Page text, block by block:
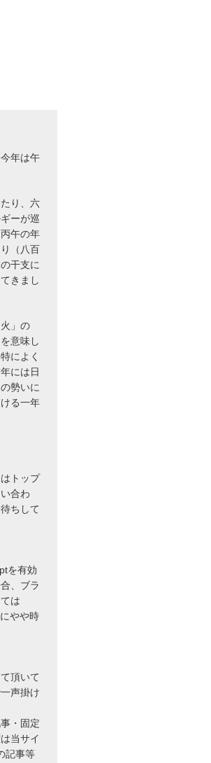
年は午
り、六
ーが巡
午の年
（八百
干支に
きまし
」の
意味し
によく
には日
勢いに
る一年
トップ
合わ
ちして
を有効
、ブラ
は
やや時
頂いて
声掛け
・固定
当サイ
記事等